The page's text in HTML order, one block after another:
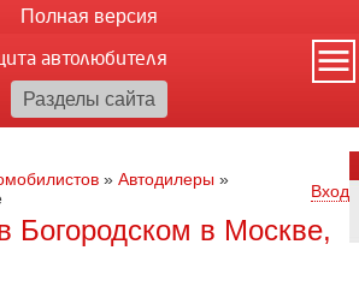
Полная версия
автолюбителя
» Автодилеры »
Вход
Богородском в Москве,